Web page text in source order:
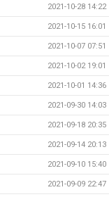
2021-10-28 14:22
2021-10-15 16:01
2021-10-07 07:51
2021-10-02 19:01
2021-10-01 14:36
2021-09-30 14:03
2021-09-18 20:35
2021-09-14 20:13
2021-09-10 15:40
2021-09-09 22:47